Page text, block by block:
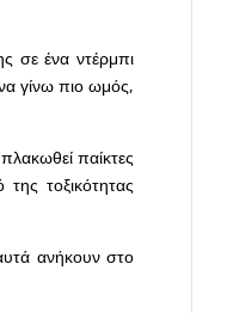
σε ένα ντέρμπι
γίνω πιο ωμός,
παίκτες
τοξικότητας
ανήκουν στο